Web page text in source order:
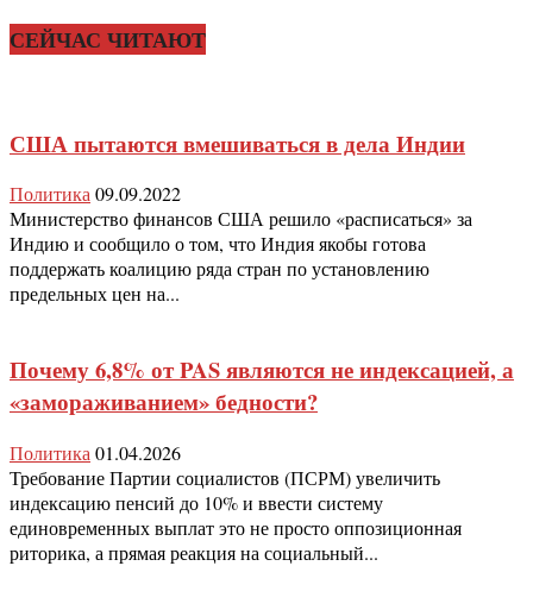
СЕЙЧАС ЧИТАЮТ
США пытаются вмешиваться в дела Индии
Политика09.09.2022
Министерство финансов США решило «расписаться» за
Индию и сообщило о том, что Индия якобы готова
поддержать коалицию ряда стран по установлению
предельных цен на...
Почему 6,8% от PAS являются не индексацией, а
«замораживанием» бедности?
Политика 01.04.2026
Требование Партии социалистов (ПСРМ) увеличить
индексацию пенсий до 10% и ввести систему
единовременных выплат это не просто оппозиционная
риторика, а прямая реакция на социальный...